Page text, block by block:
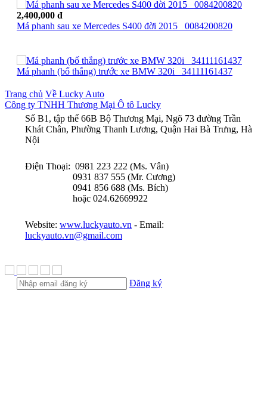
2,400,000 đ
Má phanh sau xe Mercedes S400 đời 2015_ 0084200820
Má phanh (bố thắng) trước xe BMW 320i_ 34111161437
Trang chủ Về Lucky Auto
Công ty TNHH Thương Mại Ô tô Lucky
Số B1, tập thể 66B Bộ Thương Mại, Ngõ 73 đường Trần
Khát Chân, Phường Thanh Lương, Quận Hai Bà Trưng, Hà
Nội
Điện Thoại: 0981 223 222 (Ms. Vân)
0931 837 555 (Mr. Cương)
0941 856 688 (Ms. Bích)
hoặc 024.62669922
Website: www.luckyauto.vn - Email:
luckyauto.vn@gmail.com
Đăng ký